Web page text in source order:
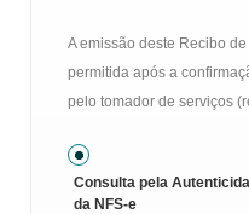
A emissão deste Recibo
permitida após a
pelo tomador de serviços
Consulta pela
da NFS-e